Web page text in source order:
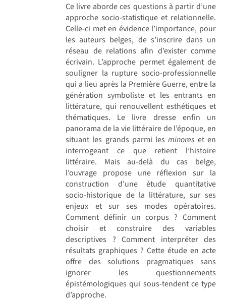
Ce livre aborde ces questions à partir d’une
approche socio-statistique et relationnelle.
Celle-ci met en évidence l’importance, pour
les auteurs belges, de s’inscrire dans un
réseau de relations afin d’exister comme
écrivain. L’approche permet également de
souligner la rupture socio-professionnelle
qui a lieu après la Première Guerre, entre la
génération symboliste et les entrants en
littérature, qui renouvellent esthétiques et
thématiques. Le livre dresse enfin un
panorama de la vie littéraire de l’époque, en
situant les grands parmi lesminores et en
interrogeant ce que retient l’histoire
littéraire. Mais au-delà du cas belge,
l’ouvrage propose une réflexion sur la
construction d’une étude quantitative
socio-historique de la littérature, sur ses
enjeux et sur ses modes opératoires.
Comment définir un corpus ? Comment
choisir et construire des variables
descriptives ? Comment interpréter des
résultats graphiques ? Cette étude en acte
offre des solutions pragmatiques sans
ignorer les questionnements
épistémologiques qui sous-tendent ce type
d’approche.